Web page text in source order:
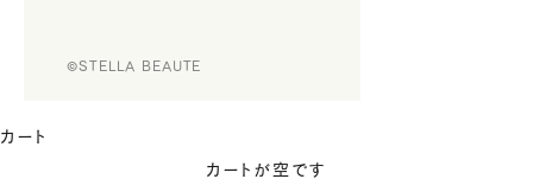
©STELLA BEAUTE
カート
カートが空です